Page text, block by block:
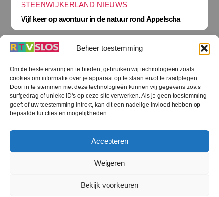
Beheer toestemming
Om de beste ervaringen te bieden, gebruiken wij technologieën zoals
cookies om informatie over je apparaat op te slaan en/of te raadplegen.
Door in te stemmen met deze technologieën kunnen wij gegevens zoals
surfgedrag of unieke ID's op deze site verwerken. Als je geen toestemming
geeft of uw toestemming intrekt, kan dit een nadelige invloed hebben op
bepaalde functies en mogelijkheden.
Accepteren
Weigeren
Bekijk voorkeuren
STEENWIJKERLAND NIEUWS
Vijf keer op avontuur in de natuur rond Appelscha
Terug
naar
boven
RTV SLOS
RTV SLOS ANBI